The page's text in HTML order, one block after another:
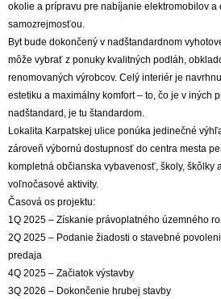
okolie a prípravu pre nabíjanie elektromobilov a
samozrejmosťou.
Byt bude dokončený v nadštandardnom
môže vybrať z ponuky kvalitných podláh,
renomovaných výrobcov. Celý interiér je
estetiku a maximálny komfort – to, čo je v iných
nadštandard, je tu štandardom.
Lokalita Karpatskej ulice ponúka jedinečné
zároveň výbornú dostupnosť do centra mesta
kompletná občianska vybavenosť, školy, škôlky
voľnočasové aktivity.
Časová os projektu:
1Q 2025 – Získanie právoplatného územného
2Q 2025 – Podanie žiadosti o stavebné
predaja
4Q 2025 – Začiatok výstavby
3Q 2026 – Dokončenie hrubej stavby